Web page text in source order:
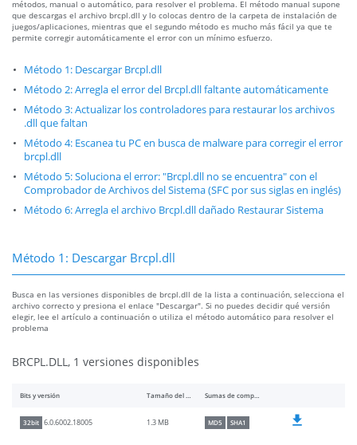
métodos, manual o automático, para resolver el problema. El método manual supone
que descargas el archivo brcpl.dll y lo colocas dentro de la carpeta de instalación de
juegos/aplicaciones, mientras que el segundo método es mucho más fácil ya que te
permite corregir automáticamente el error con un mínimo esfuerzo.
Método 1: Descargar Brcpl.dll
Método 2: Arregla el error del Brcpl.dll faltante automáticamente
Método 3: Actualizar los controladores para restaurar los archivos
.dll que faltan
Método 4: Escanea tu PC en busca de malware para corregir el error
brcpl.dll
Método 5: Soluciona el error: "Brcpl.dll no se encuentra" con el
Comprobador de Archivos del Sistema (SFC por sus siglas en inglés)
Método 6: Arregla el archivo Brcpl.dll dañado Restaurar Sistema
Método 1: Descargar Brcpl.dll
Busca en las versiones disponibles de brcpl.dll de la lista a continuación, selecciona el
archivo correcto y presiona el enlace "Descargar". Si no puedes decidir qué versión
elegir, lee el artículo a continuación o utiliza el método automático para resolver el
problema
BRCPL.DLL, 1 versiones disponibles
Bits y versión Tamaño del archivo Sumas de comprobación
32bit 6.0.6002.18005 1.3 MB MD5 SHA1